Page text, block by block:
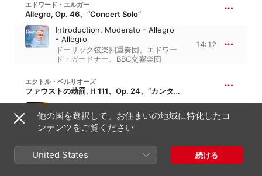
エドワード・エルガー
Allegro, Op. 46、“Concert Solo”
Introduction. Moderato - Allegro
- Allegro
ドーリック弦楽四重奏団、 エドワー
ド・ガードナー、 BBC交響楽団
14:12
エクトル・ベルリオーズ
ファウストの劫罰, H 111、Op. 24、“カンタータ”
de Thulé' (Live)
エドワード・ガードナー
レン・カーギル
他の国を選択して、お住まいの地域に特化したコ
ンテンツをご覧ください
United States 続ける